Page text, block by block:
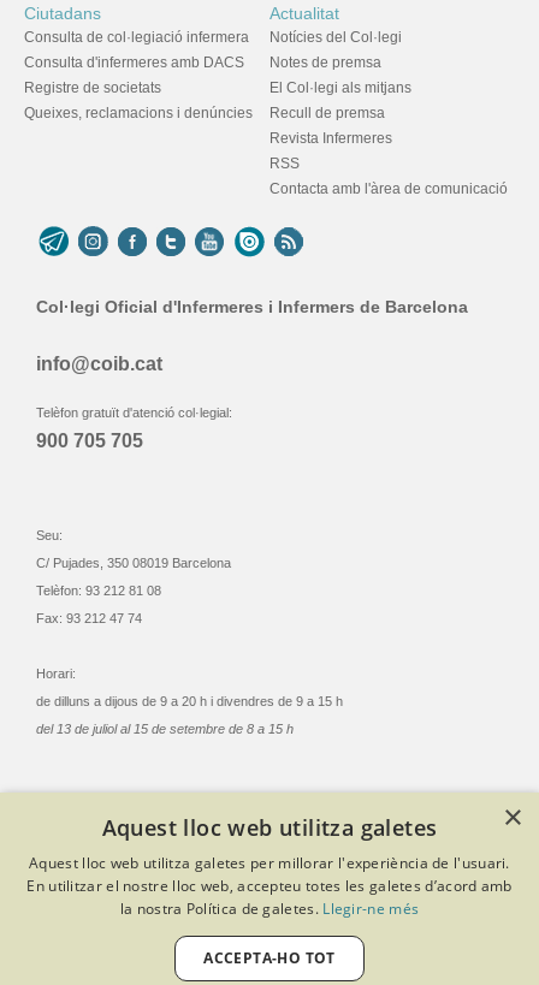
Ciutadans
Consulta de col·legiació infermera
Consulta d'infermeres amb DACS
Registre de societats
Queixes, reclamacions i denúncies
Actualitat
Notícies del Col·legi
Notes de premsa
El Col·legi als mitjans
Recull de premsa
Revista Infermeres
RSS
Contacta amb l'àrea de comunicació
Col·legi Oficial d'Infermeres i Infermers de Barcelona
info@coib.cat
Telèfon gratuït d'atenció col·legial:
900 705 705
Seu:
C/ Pujades, 350 08019 Barcelona
Telèfon: 93 212 81 08
Fax: 93 212 47 74
Horari:
de dilluns a dijous de 9 a 20 h i divendres de 9 a 15 h
del 13 de juliol al 15 de setembre de 8 a 15 h
© Col·legi Oficial Infermeres i Infermers de Barcelona
Criteris de privacitat
Política de cookies
Avís legal
Política de protecció de dades
Política de qualitat
Desenvolupat amb Softeng Portal Builder
×
Aquest lloc web utilitza galetes
Aquest lloc web utilitza galetes per millorar l'experiència de l'usuari.
En utilitzar el nostre lloc web, accepteu totes les galetes d’acord amb
la nostra Política de galetes. Llegir-ne més
ACCEPTA-HO TOT